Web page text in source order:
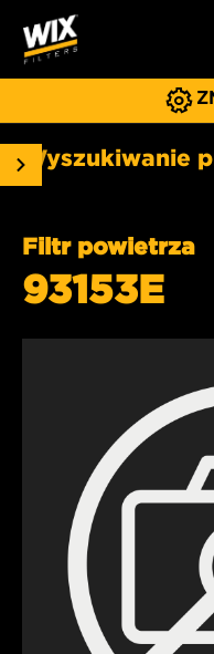
Wyszukiwanie
Filtr powietrza
93153E